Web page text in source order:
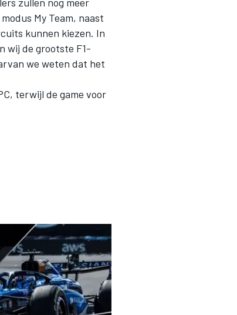
My Team, naast
kunnen kiezen. In
wij de grootste F1-
we weten dat het
terwijl de game voor